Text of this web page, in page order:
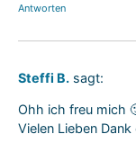
Antworten
Steffi B. sagt:
Ohh ich freu mich
Vielen Lieben